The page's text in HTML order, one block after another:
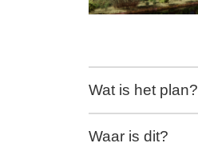
Wat is het plan?
Waar is dit?